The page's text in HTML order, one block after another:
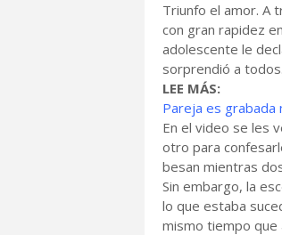
Triunfo el amor. A
con gran rapidez
adolescente le
sorprendió a todos.
LEE MÁS:
Pareja es grabada
En el video se les
otro para
besan mientras
Sin embargo, la
lo que estaba
mismo tiempo que